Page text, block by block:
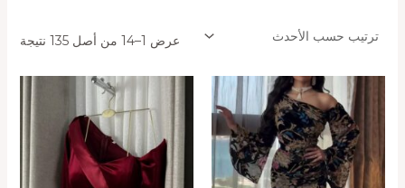
عرض 1–14 من أصل 135 نتيجة